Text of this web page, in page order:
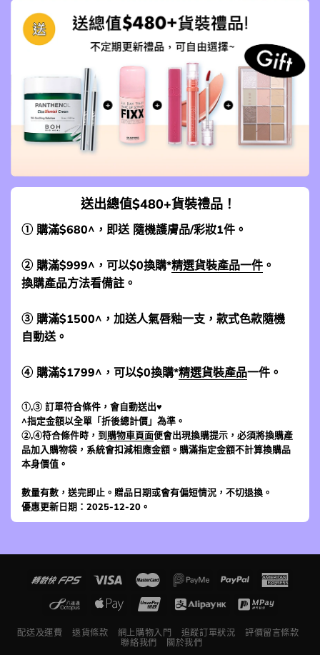
送出總值$480+貨裝禮品！
① 購滿$680^，即送 隨機護膚品/彩妝1件。
② 購滿$999^，可以$0換購*精選貨裝產品一件 。
換購產品方法看備註。
③ 購滿$1500^，加送人氣唇釉一支，款式色款隨機
自動送。
④ 購滿$1799^，可以$0換購*精選貨裝產品一件。
①,③ 訂單符合條件，會自動送出♥
^指定金額以全單「折後總計價」為準。
②,④符合條件時，到 購物車頁面便會出現換購提示，必須將換購產
品加入購物袋，系統會扣減相應金額。購滿指定金額不計算換購品
本身價值。
數量有數，送完即止。贈品日期或會有偏短情況，不切退換。
優惠更新日期：2025-12-20。
配送及運費 退貨條款 網上購物入門 追蹤訂單狀況
評價留言條款
聯絡我們
關於我們